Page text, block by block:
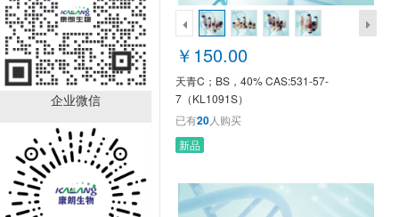
企业微信
马来酰亚胺；BR，98%
CAS:541-59-
3（KL2158S）
￥130.00
￥150.00
天青C；BS，40% CAS:531-57-
7（KL1091S）
已有20人购买
新品